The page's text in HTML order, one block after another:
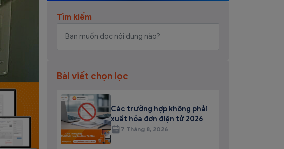
Tìm kiếm
Bài viết chọn lọc
Các trường hợp không phải
xuất hóa đơn điện tử 2026
7 Tháng 8, 2026